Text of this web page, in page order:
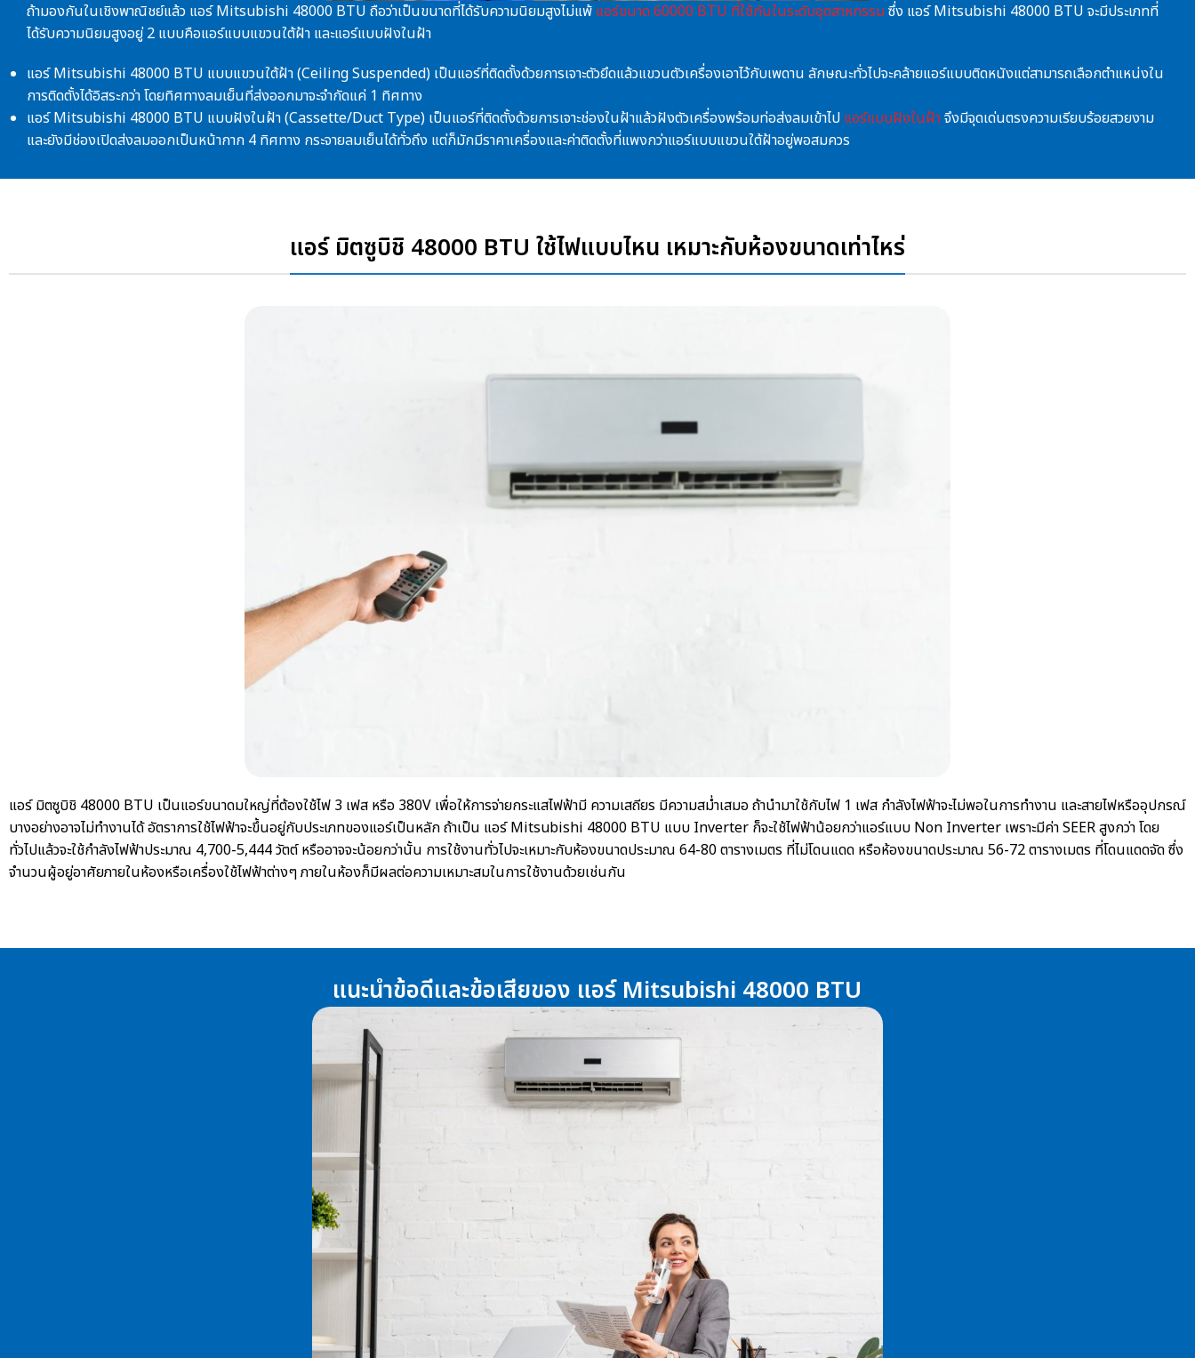
ถ้ามองกันในเชิงพาณิชย์แล้ว แอร์ Mitsubishi 48000 BTU ถือว่าเป็นขนาดที่ได้รับความนิยมสูงไม่แพ้ แอร์ขนาด 60000 BTU ที่ใช้กันในระดับอุตสาหกรรมซึ่ง แอร์ Mitsubishi 48000 BTU จะมีประเภทที่
ได้รับความนิยมสูงอยู่ 2 แบบคือแอร์แบบแขวนใต้ฝ้า และแอร์แบบฝังในฝ้า
แอร์ Mitsubishi 48000 BTU แบบแขวนใต้ฝ้า (Ceiling Suspended) เป็นแอร์ที่ติดตั้งด้วยการเจาะตัวยึดแล้วแขวนตัวเครื่องเอาไว้กับเพดาน ลักษณะทั่วไปจะคล้ายแอร์แบบติดหนังแต่สามารถเลือกตำแหน่งใน
การติดตั้งได้อิสระกว่า โดยทิศทางลมเย็นที่ส่งออกมาจะจำกัดแค่ 1 ทิศทาง
แอร์ Mitsubishi 48000 BTU แบบฝังในฝ้า (Cassette/Duct Type) เป็นแอร์ที่ติดตั้งด้วยการเจาะช่องในฝ้าแล้วฝังตัวเครื่องพร้อมท่อส่งลมเข้าไป แอร์แบบฝังในฝ้าจึงมีจุดเด่นตรงความเรียบร้อยสวยงาม
และยังมีช่องเปิดส่งลมออกเป็นหน้ากาก 4 ทิศทาง กระจายลมเย็นได้ทั่วถึง แต่ก็มักมีราคาเครื่องและค่าติดตั้งที่แพงกว่าแอร์แบบแขวนใต้ฝ้าอยู่พอสมควร
แอร์ มิตซูบิชิ 48000 BTU ใช้ไฟแบบไหน เหมาะกับห้องขนาดเท่าไหร่
แอร์ มิตซูบิชิ 48000 BTU เป็นแอร์ขนาดมใหญ่ที่ต้องใช้ไฟ 3 เฟส หรือ 380V เพื่อให้การจ่ายกระแสไฟฟ้ามี ความเสถียร มีความสม่ำเสมอ ถ้านำมาใช้กับไฟ 1 เฟส กำลังไฟฟ้าจะไม่พอในการทำงาน และสายไฟหรืออุปกรณ์
บางอย่างอาจไม่ทำงานได้ อัตราการใช้ไฟฟ้าจะขึ้นอยู่กับประเภทของแอร์เป็นหลัก ถ้าเป็น แอร์ Mitsubishi 48000 BTU แบบ Inverter ก็จะใช้ไฟฟ้าน้อยกว่าแอร์แบบ Non Inverter เพราะมีค่า SEER สูงกว่า โดย
ทั่วไปแล้วจะใช้กำลังไฟฟ้าประมาณ 4,700-5,444 วัตต์ หรืออาจจะน้อยกว่านั้น การใช้งานทั่วไปจะเหมาะกับห้องขนาดประมาณ 64-80 ตารางเมตร ที่ไม่โดนแดด หรือห้องขนาดประมาณ 56-72 ตารางเมตร ที่โดนแดดจัด ซึ่ง
จำนวนผู้อยู่อาศัยภายในห้องหรือเครื่องใช้ไฟฟ้าต่างๆ ภายในห้องก็มีผลต่อความเหมาะสมในการใช้งานด้วยเช่นกัน
แนะนำข้อดีและข้อเสียของ แอร์ Mitsubishi 48000 BTU